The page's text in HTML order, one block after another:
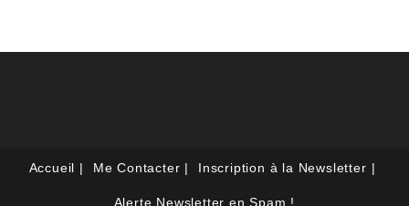
Accueil Me Contacter Inscription à la Newsletter
Alerte Newsletter en Spam !